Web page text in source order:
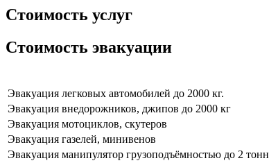
Стоимость услуг
Стоимость эвакуации
Эвакуация легковых автомобилей до 2000 кг.
Эвакуация внедорожников, джипов до 2000 кг
Эвакуация мотоциклов, скутеров
Эвакуация газелей, минивенов
Эвакуация манипулятор грузоподъёмностью до 2 тонн